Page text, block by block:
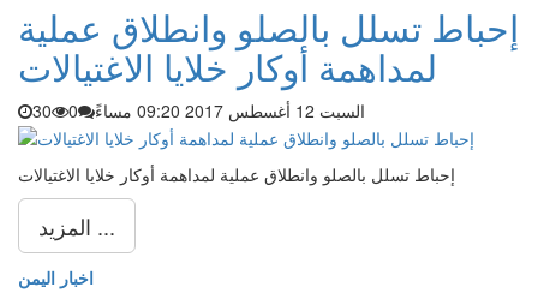
إحباط تسلل بالصلو وانطلاق عملية
لمداهمة أوكار خلايا الاغتيالات
السبت 12 أغسطس 2017 09:20 مساءً 0
30
إحباط تسلل بالصلو وانطلاق عملية لمداهمة أوكار خلايا الاغتيالات
المزيد ...
اخبار اليمن